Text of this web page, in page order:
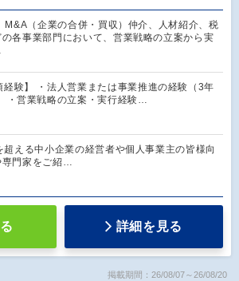
M&A（企業の合併・買収）仲介、人材紹介、税
各事業部門において、営業戦略の立案から実
経験】 ・法人営業または事業推進の経験（3年
・営業戦略の立案・実行経験…
超える中小企業の経営者や個人事業主の皆様向
門家をご紹…
詳細を見る
掲載期間：26/08/07～26/08/20